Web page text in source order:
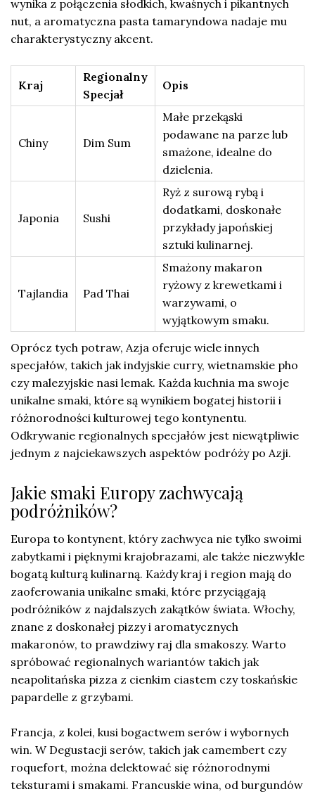
wynika z połączenia słodkich, kwaśnych i pikantnych
nut, a aromatyczna pasta tamaryndowa nadaje mu
charakterystyczny akcent.
Kraj
Regionalny
Specjał
Opis
Chiny Dim Sum
Małe przekąski
podawane na parze lub
smażone, idealne do
dzielenia.
Japonia Sushi
Ryż z surową rybą i
dodatkami, doskonałe
przykłady japońskiej
sztuki kulinarnej.
Tajlandia Pad Thai
Smażony makaron
ryżowy z krewetkami i
warzywami, o
wyjątkowym smaku.
Oprócz tych potraw, Azja oferuje wiele innych
specjałów, takich jak indyjskie curry, wietnamskie pho
czy malezyjskie nasi lemak. Każda kuchnia ma swoje
unikalne smaki, które są wynikiem bogatej historii i
różnorodności kulturowej tego kontynentu.
Odkrywanie regionalnych specjałów jest niewątpliwie
jednym z najciekawszych aspektów podróży po Azji.
Jakie smaki Europy zachwycają
podróżników?
Europa to kontynent, który zachwyca nie tylko swoimi
zabytkami i pięknymi krajobrazami, ale także niezwykle
bogatą kulturą kulinarną. Każdy kraj i region mają do
zaoferowania unikalne smaki, które przyciągają
podróżników z najdalszych zakątków świata. Włochy,
znane z doskonałej pizzy i aromatycznych
makaronów, to prawdziwy raj dla smakoszy. Warto
spróbować regionalnych wariantów takich jak
neapolitańska pizza z cienkim ciastem czy toskańskie
papardelle z grzybami.
Francja, z kolei, kusi bogactwem serów i wybornych
win. W Degustacji serów, takich jak camembert czy
roquefort, można delektować się różnorodnymi
teksturami i smakami. Francuskie wina, od burgundów